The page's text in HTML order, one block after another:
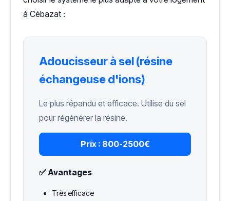
à Cébazat :
Adoucisseur à sel (résine
échangeuse d'ions)
Le plus répandu et efficace. Utilise du sel
pour régénérer la résine.
Prix : 800-2500€
✅ Avantages
Très efficace